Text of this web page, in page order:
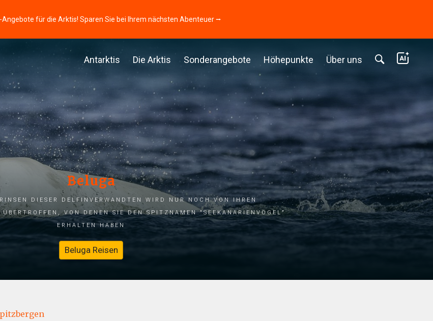
Angebote für die Arktis! Sparen Sie bei Ihrem nächsten Abenteuer ⭢
Antarktis Die Arktis Sonderangebote Höhepunkte Über uns
Beluga
dieser Delfinverwandten wird nur noch von ihren
von denen sie den Spitznamen "Seekanarienvögel"
erhalten haben
Beluga Reisen